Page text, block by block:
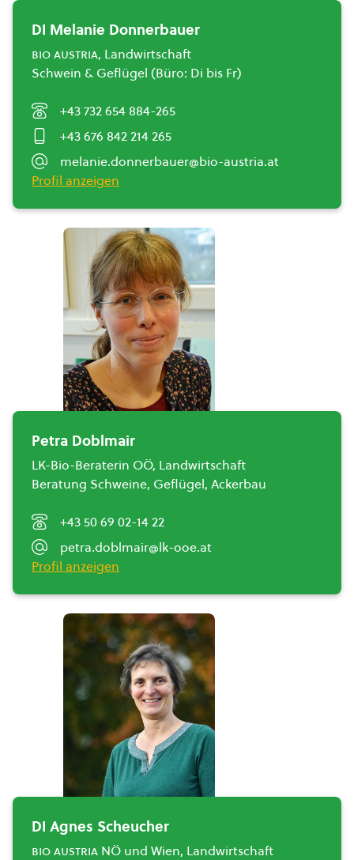
DI Melanie Donnerbauer
bio austria, Landwirtschaft
Schwein & Geflügel (Büro: Di bis Fr)
+43 732 654 884-265
+43 676 842 214 265
melanie.donnerbauer@bio-austria.at
Profil anzeigen
Petra Doblmair
LK-Bio-Beraterin OÖ, Landwirtschaft
Beratung Schweine, Geflügel, Ackerbau
+43 50 69 02-14 22
petra.doblmair@lk-ooe.at
Profil anzeigen
DI Agnes Scheucher
bio austria NÖ und Wien, Landwirtschaft